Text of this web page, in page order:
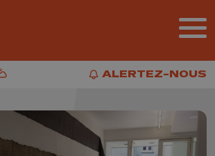
ALERTEZ-NOUS
ALERTEZ-NOUS
Météo